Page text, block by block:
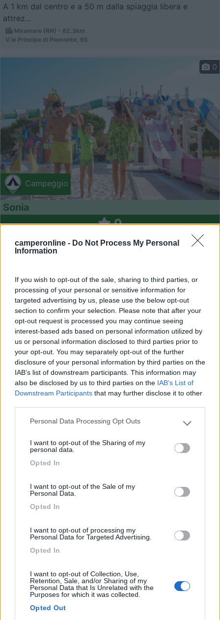
camperonline - Do Not Process My Personal
Information
If you wish to opt-out of the sale, sharing to third parties, or
processing of your personal or sensitive information for
targeted advertising by us, please use the below opt-out
section to confirm your selection. Please note that after your
opt-out request is processed you may continue seeing
interest-based ads based on personal information utilized by
us or personal information disclosed to third parties prior to
your opt-out. You may separately opt-out of the further
disclosure of your personal information by third parties on the
IAB’s list of downstream participants. This information may
also be disclosed by us to third parties on the IAB’s List of
Downstream Participants that may further disclose it to other
Please note that this website/app uses one or more Google
not limited to your visit or usage behaviour. You may click to
grant or deny consent to Google and its third-party tags to
use your data for below specified purposes in below Google
Personal Data Processing Opt Outs
I want to opt-out of the Sharing of my
personal data.
Opted In
I want to opt-out of the Sale of my
Personal Data.
Opted In
I want to opt-out of processing my
Personal Data for Targeted Advertising.
Opted In
I want to opt-out of Collection, Use,
Retention, Sale, and/or Sharing of my
Personal Data that Is Unrelated with the
Purposes for which it was collected.
Opted Out
A 1 km dal centro e a 50 m dalla spiaggia libera e
attrez...
Miramare (RN) - 82.3km
V.le Principe di Piemonte, 65
Campeggio
0
Sonia
0
Servizi / Posizione
Via Montello 25/A
Campeggio
Camping Village Marina di Venezia
Cavallino - Treporti (VE) - 84.4km